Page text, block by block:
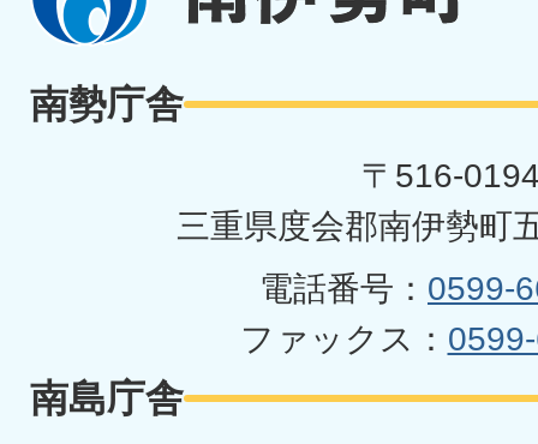
南勢庁舎
〒516-
三重県度会郡南伊勢町
電話番号： 0599-
ファックス：
南島庁舎